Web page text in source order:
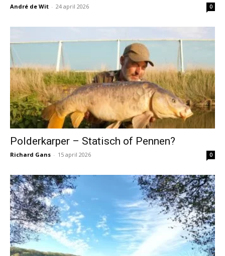
André de Wit - 24 april 2026 0
Polderkarper – Statisch of Pennen?
Richard Gans - 15 april 2026 0